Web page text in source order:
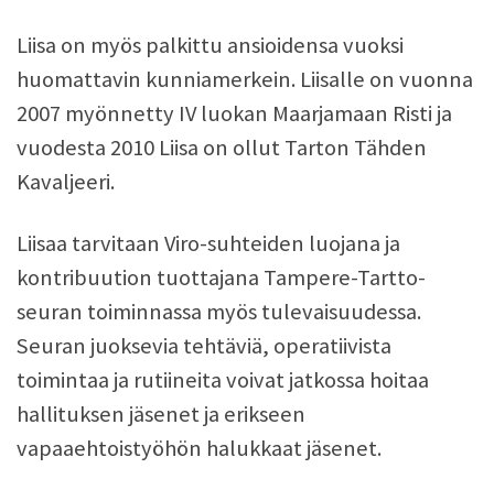
Liisa on myös palkittu ansioidensa vuoksi
huomattavin kunniamerkein. Liisalle on vuonna
2007 myönnetty IV luokan Maarjamaan Risti ja
vuodesta 2010 Liisa on ollut Tarton Tähden
Kavaljeeri.
Liisaa tarvitaan Viro-suhteiden luojana ja
kontribuution tuottajana Tampere-Tartto-
seuran toiminnassa myös tulevaisuudessa.
Seuran juoksevia tehtäviä, operatiivista
toimintaa ja rutiineita voivat jatkossa hoitaa
hallituksen jäsenet ja erikseen
vapaaehtoistyöhön halukkaat jäsenet.